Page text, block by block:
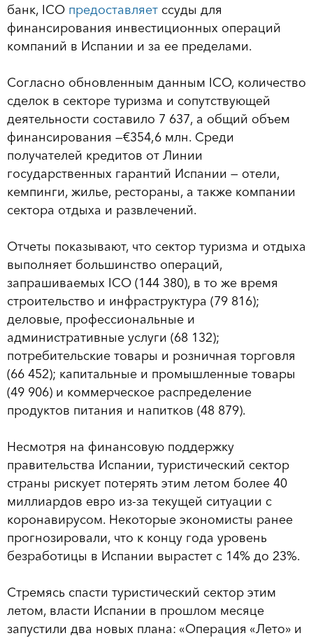
банк, ICO предоставляет ссуды для
финансирования инвестиционных операций
компаний в Испании и за ее пределами.
Согласно обновленным данным ICO, количество
сделок в секторе туризма и сопутствующей
деятельности составило 7 637, а общий объем
финансирования —€354,6 млн. Среди
получателей кредитов от Линии
государственных гарантий Испании — отели,
кемпинги, жилье, рестораны, а также компании
сектора отдыха и развлечений.
Отчеты показывают, что сектор туризма и отдыха
выполняет большинство операций,
запрашиваемых ICO (144 380), в то же время
строительство и инфраструктура (79 816);
деловые, профессиональные и
административные услуги (68 132);
потребительские товары и розничная торговля
(66 452); капитальные и промышленные товары
(49 906) и коммерческое распределение
продуктов питания и напитков (48 879).
Несмотря на финансовую поддержку
правительства Испании, туристический сектор
страны рискует потерять этим летом более 40
миллиардов евро из-за текущей ситуации с
коронавирусом. Некоторые экономисты ранее
прогнозировали, что к концу года уровень
безработицы в Испании вырастет с 14% до 23%.
Стремясь спасти туристический сектор этим
летом, власти Испании в прошлом месяце
запустили два новых плана: «Операция «Лето» и